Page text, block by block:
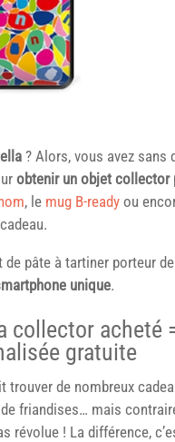
? Alors, vous avez
obtenir un objet collector
, le mug B-ready ou
de pâte à tartiner porteur
unique.
collector acheté
gratuite
trouver de nombreux
friandises… mais
révolue ! La différence,